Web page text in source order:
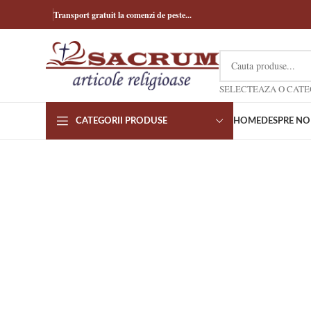
Transport gratuit la comenzi de peste...
CATEGORII PRODUSE HOME DESPRE NOI